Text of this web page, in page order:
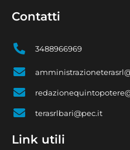
Contatti
3488966969
terasrlbari@pec.it
Link utili